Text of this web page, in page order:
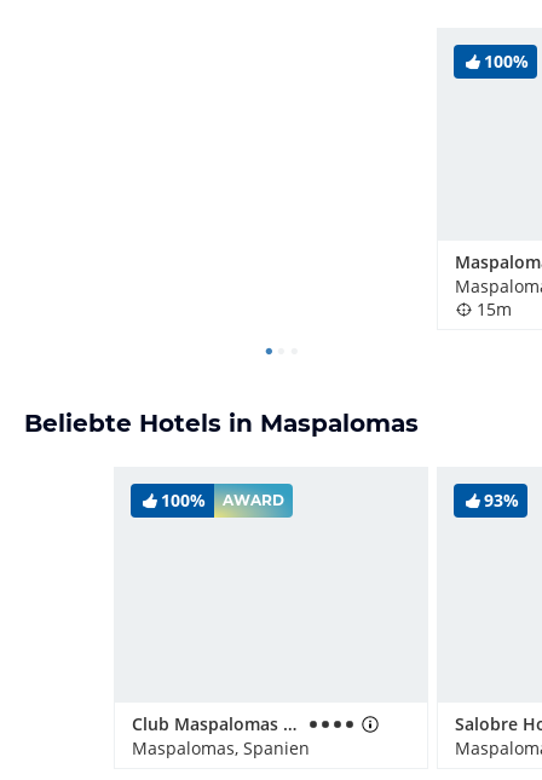
100%
15m
Beliebte Hotels in Maspalomas
100% AWARD
Club Maspalomas Suites & SPA
Maspalomas, Spanien
93%